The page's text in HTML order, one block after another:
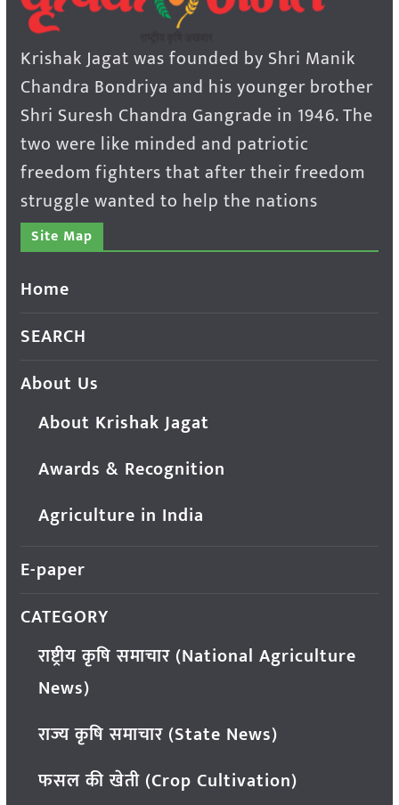
Krishak Jagat was founded by Shri Manik
Chandra Bondriya and his younger brother
Shri Suresh Chandra Gangrade in 1946. The
two were like minded and patriotic
freedom fighters that after their freedom
struggle wanted to help the nations
Site Map
Home
SEARCH
About Us
About Krishak Jagat
Awards & Recognition
Agriculture in India
E-paper
CATEGORY
राष्ट्रीय कृषि समाचार (National Agriculture
News)
राज्य कृषि समाचार (State News)
फसल की खेती (Crop Cultivation)